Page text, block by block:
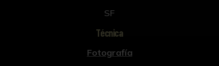
SF
Técnica
Fotografía